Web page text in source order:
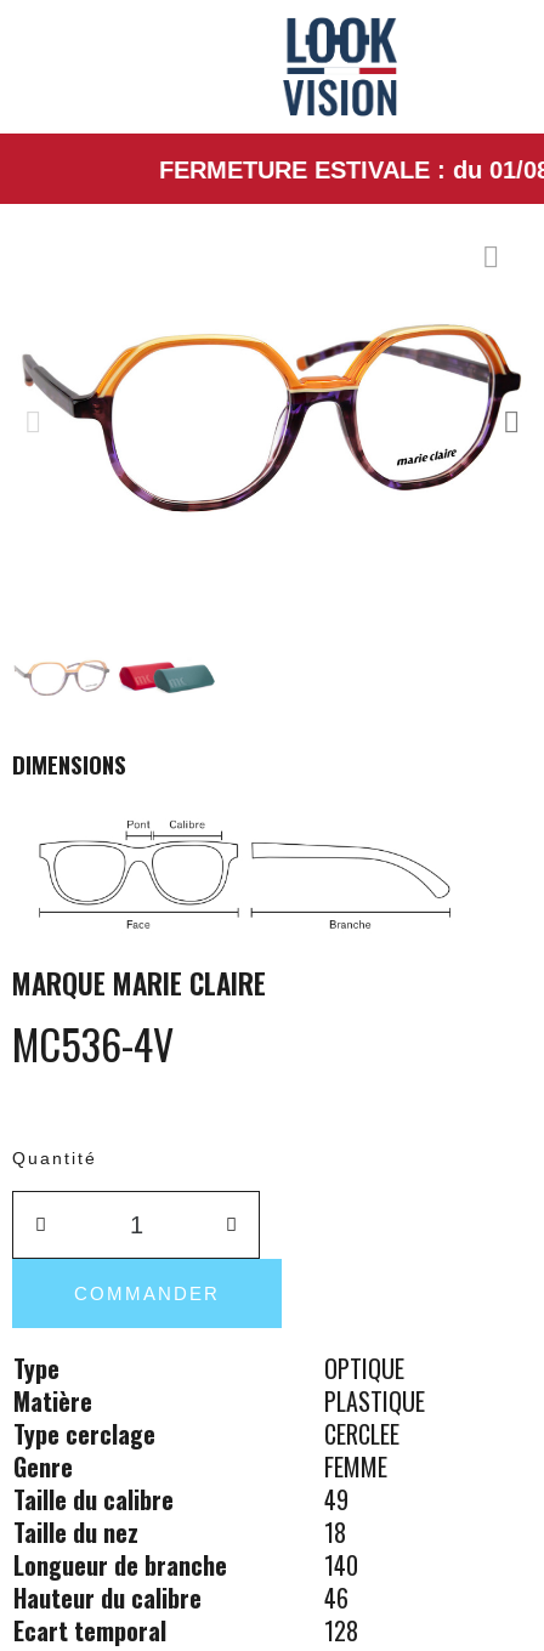
FERMETURE ESTIVALE : du 01/08/
DIMENSIONS
MARQUE MARIE CLAIRE
MC536-4V
Quantité
COMMANDER
Type
OPTIQUE
Matière
PLASTIQUE
Type cerclage
CERCLEE
Genre
FEMME
Taille du calibre
49
Taille du nez
18
Longueur de branche
140
Hauteur du calibre
46
Ecart temporal
128